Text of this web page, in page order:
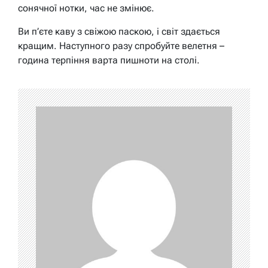
сонячної нотки, час не змінює.
Ви п’єте каву з свіжою паскою, і світ здається
кращим. Наступного разу спробуйте велетня –
година терпіння варта пишноти на столі.